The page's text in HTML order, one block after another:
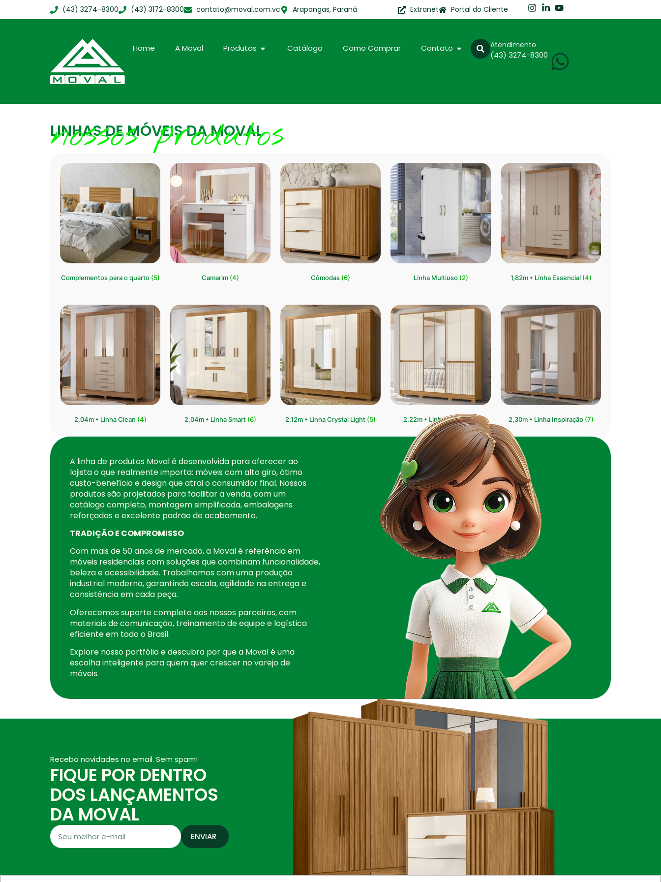
(43) 3274-8300 (43) 3172-8300 contato@moval.com.vc Arapongas, Paraná Extranet Portal do Cliente
Home A Moval Produtos Catálogo Como Comprar Contato Atendimento
(43) 3274-8300
LINHAS DE MÓVEIS DA MOVAL
nossos produtos
Complementos para o quarto (5) Camarim (4) Cômodas (6) Linha Multiuso (2) 1,82m • Linha Essencial (4)
2,04m • Linha Clean (4) ⁠2,04m • Linha Smart (6) 2,12m • Linha Crystal Light (5) 2,22m • Linha Crystal(6) 2,30m • Linha Inspiração (7)
A linha de produtos Moval é desenvolvida para oferecer ao
lojista o que realmente importa: móveis com alto giro, ótimo
custo-benefício e design que atrai o consumidor final. Nossos
produtos são projetados para facilitar a venda, com um
catálogo completo, montagem simplificada, embalagens
reforçadas e excelente padrão de acabamento.
TRADIÇÃO E COMPROMISSO
Com mais de 50 anos de mercado, a Moval é referência em
móveis residenciais com soluções que combinam funcionalidade,
beleza e acessibilidade. Trabalhamos com uma produção
industrial moderna, garantindo escala, agilidade na entrega e
consistência em cada peça.
Oferecemos suporte completo aos nossos parceiros, com
materiais de comunicação, treinamento de equipe e logística
eficiente em todo o Brasil.
Explore nosso portfólio e descubra por que a Moval é uma
escolha inteligente para quem quer crescer no varejo de
móveis.
Receba novidades no email. Sem spam!
FIQUE POR DENTRO
DOS LANÇAMENTOS
DA MOVAL
ENVIAR